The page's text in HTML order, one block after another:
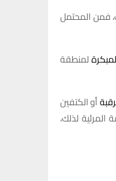
فمن المحتمل
لمنطقة
أو الكتفين
لذلك،